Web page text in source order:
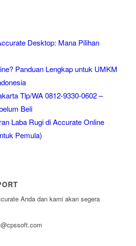
Desktop: Mana Pilihan
Panduan Lengkap untuk UMKM
Tlp/WA 0812-9330-0602 –
Beli
Laba Rugi di Accurate Online
Pemula)
Anda dan kami akan segera